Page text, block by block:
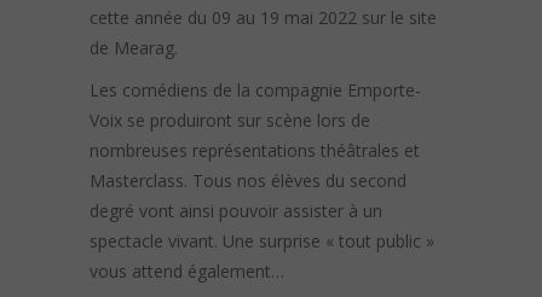
cette année du 09 au 19 mai 2022 sur le site
de Mearag.
Les comédiens de la compagnie Emporte-
Voix se produiront sur scène lors de
nombreuses représentations théâtrales et
Masterclass. Tous nos élèves du second
degré vont ainsi pouvoir assister à un
spectacle vivant. Une surprise « tout public »
vous attend également…